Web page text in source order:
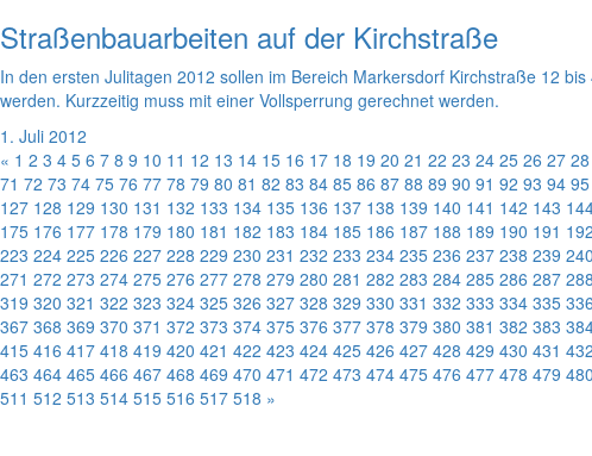
Straßenbauarbeiten auf der Kirchstraße
In den ersten Julitagen 2012 sollen im Bereich Markersdorf Kirchstraße 12
werden. Kurzzeitig muss mit einer Vollsperrung gerechnet werden.
1. Juli 2012
« 1 2 3 4 5 6 7 8 9 10 11 12 13 14 15 16 17 18 19 20 21 22 23 24 25 26 27 28
71 72 73 74 75 76 77 78 79 80 81 82 83 84 85 86 87 88 89 90 91 92 93 94 95
127 128 129 130 131 132 133 134 135 136 137 138 139 140 141 142 143
175 176 177 178 179 180 181 182 183 184 185 186 187 188 189 190 191 192
223 224 225 226 227 228 229 230 231 232 233 234 235 236 237 238 239 240
271 272 273 274 275 276 277 278 279 280 281 282 283 284 285 286 287 288
319 320 321 322 323 324 325 326 327 328 329 330 331 332 333 334 335 336
367 368 369 370 371 372 373 374 375 376 377 378 379 380 381 382 383
415 416 417 418 419 420 421 422 423 424 425 426 427 428 429 430 431 432
463 464 465 466 467 468 469 470 471 472 473 474 475 476 477 478 479 480
511 512 513 514 515 516 517 518 »